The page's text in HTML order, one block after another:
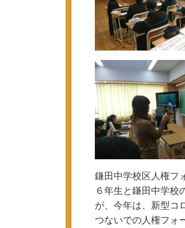
鎌田中学校区人権フ
６年生と鎌田中学校
が、今年は、新型コ
つないでの人権フォ